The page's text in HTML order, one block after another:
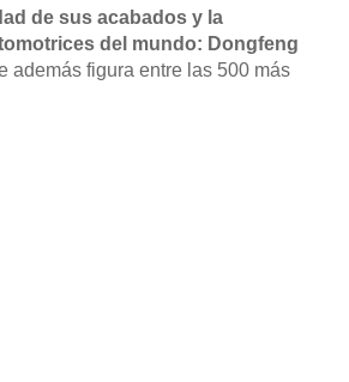
de sus acabados y la
del mundo: Dongfeng
además figura entre las 500 más